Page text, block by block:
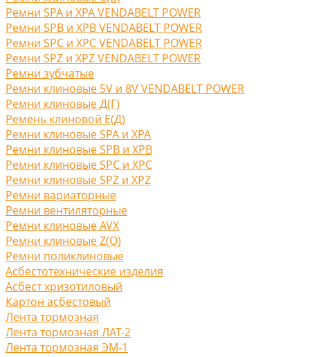
Ремни SPA и XPA VENDABELT POWER
Ремни SPB и XPB VENDABELT POWER
Ремни SPC и XPC VENDABELT POWER
Ремни SPZ и XPZ VENDABELT POWER
Ремни зубчатые
Ремни клиновые 5V и 8V VENDABELT POWER
Ремни клиновые Д(Г)
Ремень клиновой Е(Д)
Ремни клиновые SPA и XPA
Ремни клиновые SPB и XPB
Ремни клиновые SPC и XPC
Ремни клиновые SPZ и XPZ
Ремни вариаторные
Ремни вентиляторные
Ремни клиновые AVX
Ремни клиновые Z(O)
Ремни поликлиновые
Асбестотехнические изделия
Асбест хризотиловый
Картон асбестовый
Лента тормозная
Лента тормозная ЛАТ-2
Лента тормозная ЭМ-1